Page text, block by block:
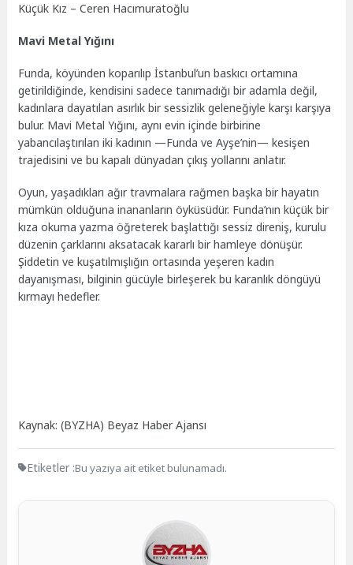
Küçük Kız – Ceren Hacımuratoğlu
Mavi Metal Yığını
Funda, köyünden koparılıp İstanbul’un baskıcı ortamına
getirildiğinde, kendisini sadece tanımadığı bir adamla değil,
kadınlara dayatılan asırlık bir sessizlik geleneğiyle karşı karşıya
bulur. Mavi Metal Yığını, aynı evin içinde birbirine
yabancılaştırılan iki kadının —Funda ve Ayşe’nin— kesişen
trajedisini ve bu kapalı dünyadan çıkış yollarını anlatır.
Oyun, yaşadıkları ağır travmalara rağmen başka bir hayatın
mümkün olduğuna inananların öyküsüdür. Funda’nın küçük bir
kıza okuma yazma öğreterek başlattığı sessiz direniş, kurulu
düzenin çarklarını aksatacak kararlı bir hamleye dönüşür.
Şiddetin ve kuşatılmışlığın ortasında yeşeren kadın
dayanışması, bilginin gücüyle birleşerek bu karanlık döngüyü
kırmayı hedefler.
Kaynak: (BYZHA) Beyaz Haber Ajansı
Etiketler :Bu yazıya ait etiket bulunamadı.